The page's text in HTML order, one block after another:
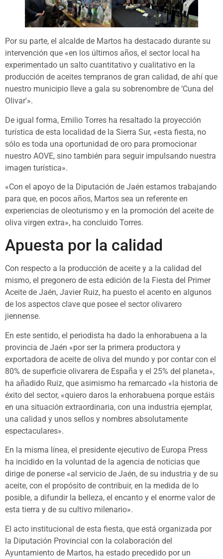
Por su parte, el alcalde de Martos ha destacado durante su
intervención que «en los últimos años, el sector local ha
experimentado un salto cuantitativo y cualitativo en la
producción de aceites tempranos de gran calidad, de ahí que
nuestro municipio lleve a gala su sobrenombre de ‘Cuna del
Olivar'».
De igual forma, Emilio Torres ha resaltado la proyección
turística de esta localidad de la Sierra Sur, «esta fiesta, no
sólo es toda una oportunidad de oro para promocionar
nuestro AOVE, sino también para seguir impulsando nuestra
imagen turística».
«Con el apoyo de la Diputación de Jaén estamos trabajando
para que, en pocos años, Martos sea un referente en
experiencias de oleoturismo y en la promoción del aceite de
oliva virgen extra», ha concluido Torres.
Apuesta por la calidad
Con respecto a la producción de aceite y a la calidad del
mismo, el pregonero de esta edición de la Fiesta del Primer
Aceite de Jaén, Javier Ruiz, ha puesto el acento en algunos
de los aspectos clave que posee el sector olivarero
jiennense.
En este sentido, el periodista ha dado la enhorabuena a la
provincia de Jaén «por ser la primera productora y
exportadora de aceite de oliva del mundo y por contar con el
80% de superficie olivarera de España y el 25% del planeta»,
ha añadido Ruiz, que asimismo ha remarcado «la historia de
éxito del sector, «quiero daros la enhorabuena porque estáis
en una situación extraordinaria, con una industria ejemplar,
una calidad y unos sellos y nombres absolutamente
espectaculares».
En la misma línea, el presidente ejecutivo de Europa Press
ha incidido en la voluntad de la agencia de noticias que
dirige de ponerse «al servicio de Jaén, de su industria y de su
aceite, con el propósito de contribuir, en la medida de lo
posible, a difundir la belleza, el encanto y el enorme valor de
esta tierra y de su cultivo milenario».
El acto institucional de esta fiesta, que está organizada por
la Diputación Provincial con la colaboración del
Ayuntamiento de Martos, ha estado precedido por un